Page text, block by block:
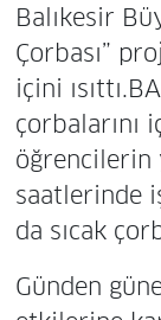
Balıkesir
Çorbası”
içini
çorbalarını
öğrencilerin
saatlerinde
da sıcak
Günden